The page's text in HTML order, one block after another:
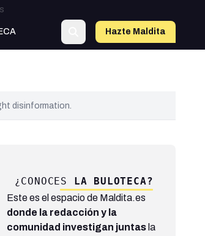
Hazte Maldita
disinformation.
¿CONOCES LA BULOTECA?
Este es el espacio de Maldita.es
donde la redacción y la
comunidad investigan juntasla